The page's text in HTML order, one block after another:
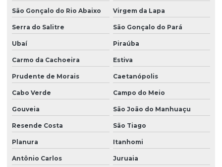
São Gonçalo do Rio Abaixo Virgem da Lapa
Serra do Salitre São Gonçalo do Pará
Ubaí Piraúba
Carmo da Cachoeira Estiva
Prudente de Morais Caetanópolis
Cabo Verde Campo do Meio
Gouveia São João do Manhuaçu
Resende Costa São Tiago
Planura Itanhomi
Antônio Carlos Juruaia